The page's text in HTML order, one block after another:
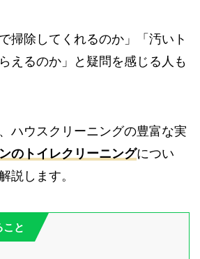
掃除してくれるのか」「汚いト
えるのか」と疑問を感じる人も
ハウスクリーニングの豊富な実
のトイレクリーニングについ
説します。
こと